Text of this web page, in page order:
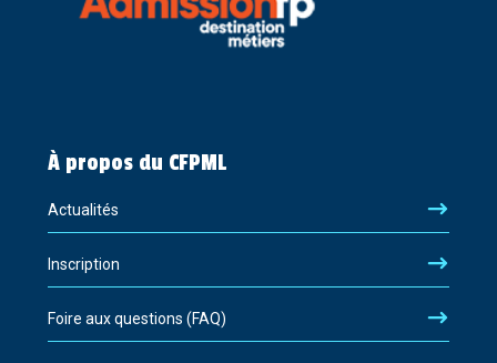
À propos du CFPML
Actualités
Inscription
Foire aux questions (FAQ)